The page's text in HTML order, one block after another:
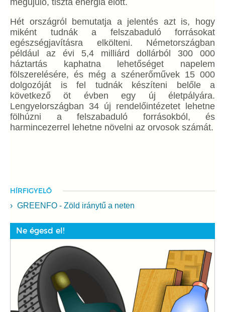
megújuló, tiszta energia előtt.
Hét országról bemutatja a jelentés azt is, hogy
miként tudnák a felszabaduló forrásokat
egészségjavításra elkölteni. Németországban
például az évi 5,4 milliárd dollárból 300 000
háztartás kaphatna lehetőséget napelem
fölszerelésére, és még a szénerőművek 15 000
dolgozóját is fel tudnák készíteni belőle a
következő öt évben egy új életpályára.
Lengyelországban 34 új rendelőintézetet lehetne
fölhúzni a felszabaduló forrásokból, és
harmincezerrel lehetne növelni az orvosok számát.
HÍRFIGYELŐ
GREENFO - Zöld iránytű a neten
Ne égesd el!